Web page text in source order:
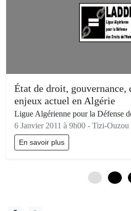
État de droit, gouvernance,
enjeux actuel en Algérie
Ligue Algérienne pour la Défense
6 Janvier 2011 à 9h00 - Tizi-Ouzou
En savoir plus